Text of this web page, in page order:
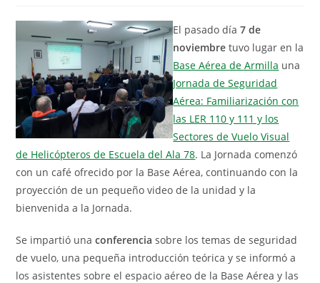
El pasado día7 de
noviembre tuvo lugar en la
Base Aérea de Armilla una
Jornada de Seguridad
Aérea: Familiarización con
las LER 110 y 111 y los
Sectores de Vuelo Visual
de Helicópteros de Escuela del Ala 78. La Jornada comenzó
con un café ofrecido por la Base Aérea, continuando con la
proyección de un pequeño video de la unidad y la
bienvenida a la Jornada.
Se impartió unaconferenciasobre los temas de seguridad
de vuelo, una pequeña introducción teórica y se informó a
los asistentes sobre el espacio aéreo de la Base Aérea y las